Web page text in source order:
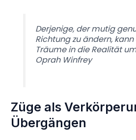
Derjenige, der mutig
Richtung zu ändern, kann
Träume in die Realität
Oprah Winfrey
Züge als
Übergängen